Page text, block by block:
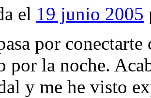
el 19 junio 2005
por conectarte
por la noche.
y me he visto